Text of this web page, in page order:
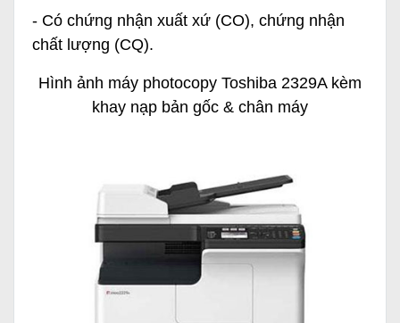
- Có chứng nhận xuất xứ (CO), chứng nhận
chất lượng (CQ).
Hình ảnh máy photocopy Toshiba 2329A kèm
khay nạp bản gốc & chân máy